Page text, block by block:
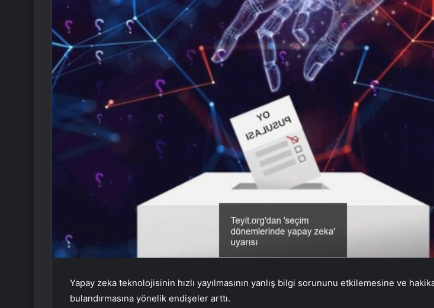
Yapay zeka teknolojisinin hızlı yayılmasının yanlış bilgi sorununu etkilemesine ve
bulandırmasına yönelik endişeler arttı.